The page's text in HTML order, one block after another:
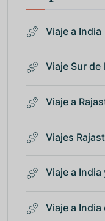
Viaje a India
Viaje Sur de
Viaje a
Viajes
Viaje a India
Viaje a India